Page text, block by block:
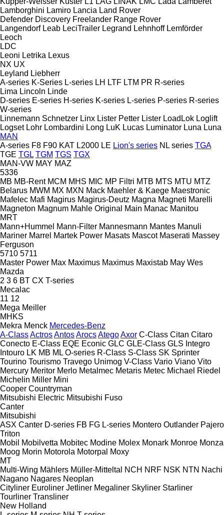
Lamborghini Lamiro Lancia Land Rover
Defender Discovery Freelander Range Rover
Langendorf Leab LeciTrailer Legrand Lehnhoff Lemförder
Leoch
LDC
Leoni Letrika Lexus
NX UX
Leyland Liebherr
A-series K-Series L-series LH LTF LTM PR R-series
Lima Lincoln Linde
D-series E-series H-series K-series L-series P-series R-series
W-series
Linnemann Schnetzer Linx Lister Petter Lister LoadLok Loglift
Logset Lohr Lombardini Long LuK Lucas Luminator Luna Luna
MAN
A-series F8 F90 KAT L2000 LE Lion's series NL series TGA
TGE TGL TGM TGS TGX
MAN-VW MAY MAZ
5336
MB MB-Rent MCM MHS MIC MP Filtri MTB MTS MTU MTZ
Belarus MWM MX MXN Mack Maehler & Kaege Maestronic
Mafelec Mafi Magirus Magirus-Deutz Magna Magneti Marelli
Magneton Magnum Mahle Original Main Manac Manitou
MRT
Mann+Hummel Mann-Filter Mannesmann Mantes Manuli
Mariner Marrel Martek Power Masats Mascot Maserati Massey
Ferguson
5710 5711
Master Power Max Maximus Maximus Maxistab May Wes
Mazda
2 3 6 BT CX T-series
Mecalac
11 12
Mega Meiller
MHKS
Mekra Menck Mercedes-Benz
A-ClassActrosAntosArocsAtegoAxor C-Class Citan Citaro
Conecto E-Class EQE Econic GLC GLE-Class GLS Integro
Intouro LK MB ML O-series R-Class S-Class SK Sprinter
Tourino Tourismo Travego Unimog V-Class Vario Viano Vito
Mercury Meritor Merlo Metalmec Metaris Metec Michael Riedel
Michelin Miller Mini
Cooper Countryman
Mitsubishi Electric Mitsubishi Fuso
Canter
Mitsubishi
ASX Canter D-series FB FG L-series Montero Outlander Pajero
Triton
Mobil
Mobilvetta Mobitec Modine Molex Monark Monroe Monza
Moog Morin Motorola Motorpal
Moxy
MT
Multi-Wing Mählers Müller-Mitteltal NCH NRF NSK NTN Nachi
Nagano Nagares Neoplan
Cityliner Euroliner Jetliner Megaliner Skyliner Starliner
Tourliner Transliner
New Holland